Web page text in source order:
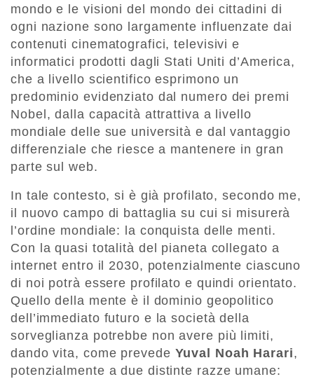
mondo e le visioni del mondo dei cittadini di
ogni nazione sono largamente influenzate dai
contenuti cinematografici, televisivi e
informatici prodotti dagli Stati Uniti d’America,
che a livello scientifico esprimono un
predominio evidenziato dal numero dei premi
Nobel, dalla capacità attrattiva a livello
mondiale delle sue università e dal vantaggio
differenziale che riesce a mantenere in gran
parte sul web.
In tale contesto, si è già profilato, secondo me,
il nuovo campo di battaglia su cui si misurerà
l’ordine mondiale: la conquista delle menti.
Con la quasi totalità del pianeta collegato a
internet entro il 2030, potenzialmente ciascuno
di noi potrà essere profilato e quindi orientato.
Quello della mente è il dominio geopolitico
dell’immediato futuro e la società della
sorveglianza potrebbe non avere più limiti,
dando vita, come prevede Yuval Noah Harari,
potenzialmente a due distinte razze umane: